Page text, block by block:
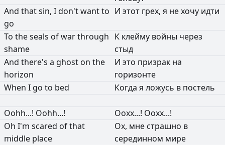
And thatsin, Idon'twantto
go
И этот грех, я нехочу идти
To theseals ofwarthrough
shame
К клейму войны через
стыд
And there's a ghost on the
horizon
И это призрак на
горизонте
When I go to bed Когда я ложусь в постель
Oohh...! Oohh...! Оохх...! Оохх...!
Oh I'm scared ofthat
middle place
Ох, мне страшно в
серединном мире